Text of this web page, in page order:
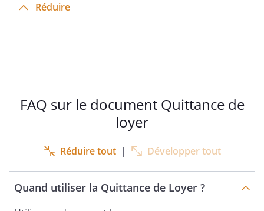
Réduire
FAQ sur le document Quittance de
loyer
Réduire tout | Développer tout
Quand utiliser la Quittance de Loyer ?